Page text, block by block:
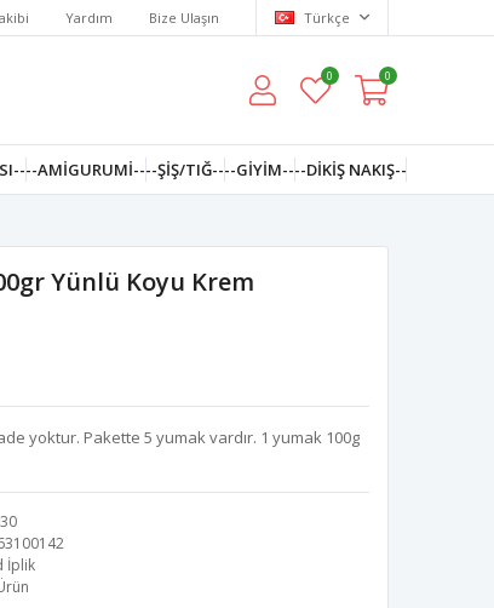
Yardım Bize Ulaşın Türkçe
0 0
--AMIGURUMI----ŞİŞ/TIĞ----GIYIM----DIKIŞ NAKIŞ--
Yünlü Koyu Krem
yoktur. Pakette 5 yumak vardır. 1 yumak 100g
İplik